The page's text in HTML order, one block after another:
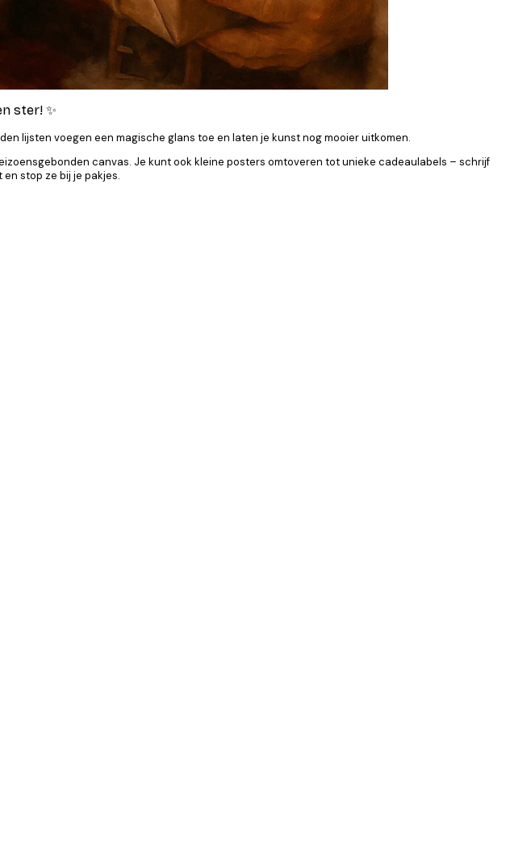
ster! ✨
lijsten voegen een magische glans toe en laten je kunst nog mooier uitkomen.
canvas. Je kunt ook kleine posters omtoveren tot unieke cadeaulabels – schrijf
stop ze bij je pakjes.